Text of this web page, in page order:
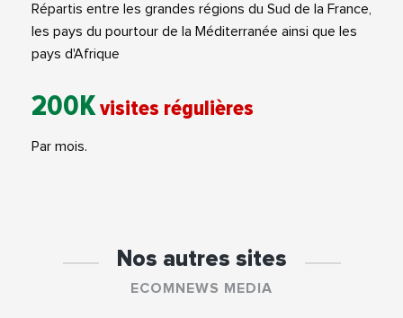
Répartis entre les grandes régions du Sud de la France,
les pays du pourtour de la Méditerranée ainsi que les
pays d'Afrique
200Kvisites régulières
Par mois.
Nos autres sites
ECOMNEWS MEDIA